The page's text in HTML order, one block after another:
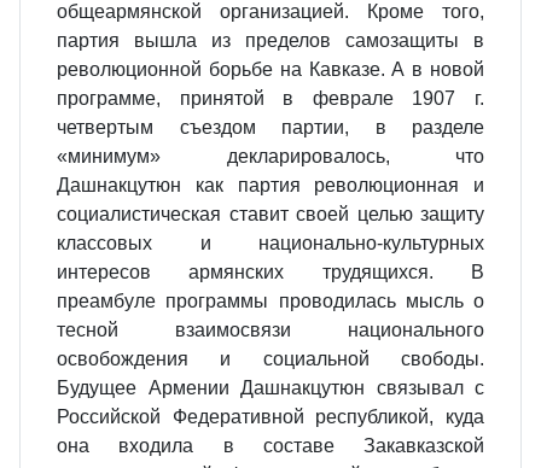
общеармянской организацией. Кроме того,
партия вышла из пределов самозащиты в
революционной борьбе на Кавказе. А в новой
программе, принятой в феврале 1907 г.
четвертым съездом партии, в разделе
«минимум» декларировалось, что
Дашнакцутюн как партия революционная и
социалистическая ставит своей целью защиту
классовых и национально-культурных
интересов армянских трудящихся. В
преамбуле программы проводилась мысль о
тесной взаимосвязи национального
освобождения и социальной свободы.
Будущее Армении Дашнакцутюн связывал с
Российской Федеративной республикой, куда
она входила в составе Закавказской